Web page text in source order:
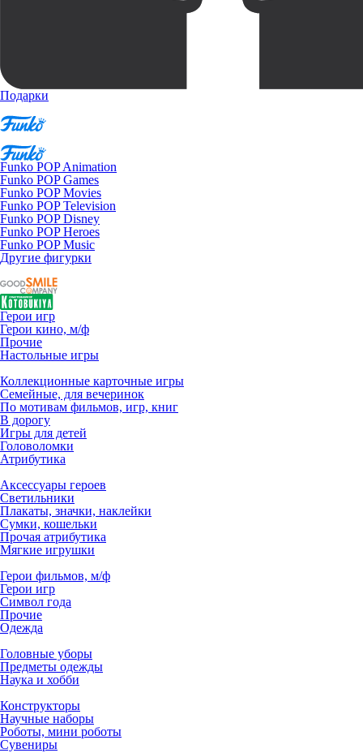
Подарки
Funko POP Animation
Funko POP Games
Funko POP Movies
Funko POP Television
Funko POP Disney
Funko POP Heroes
Funko POP Music
Другие фигурки
Герои игр
Герои кино, м/ф
Прочие
Настольные игры
Коллекционные карточные игры
Семейные, для вечеринок
По мотивам фильмов, игр, книг
В дорогу
Игры для детей
Головоломки
Атрибутика
Аксессуары героев
Светильники
Плакаты, значки, наклейки
Сумки, кошельки
Прочая атрибутика
Мягкие игрушки
Герои фильмов, м/ф
Герои игр
Символ года
Прочие
Одежда
Головные уборы
Предметы одежды
Наука и хобби
Конструкторы
Научные наборы
Роботы, мини роботы
Сувениры